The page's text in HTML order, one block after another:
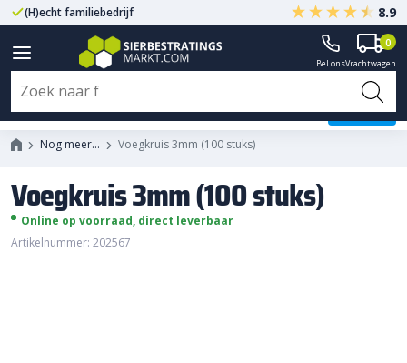
(H)echt familiebedrijf Gegarandeerd A-kwaliteit
8.9
Bel onsVrachtwagen
0
Nog meer… Voegkruis 3mm (100 stuks)
Voegkruis 3mm (100 stuks)
Online op voorraad, direct leverbaar
Artikelnummer: 202567
Voegkruis 3mm (100 stuks)